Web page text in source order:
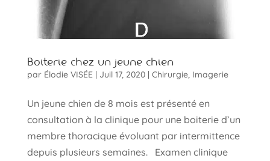
Boiterie chez un jeune chien
par Élodie VISÉE| Juil 17, 2020| Chirurgie, Imagerie
Un jeune chien de 8 mois est présenté en
consultation à la clinique pour une boiterie d’un
membre thoracique évoluant par intermittence
depuis plusieurs semaines. Examen clinique